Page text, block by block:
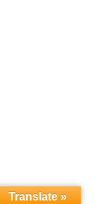
Translate »